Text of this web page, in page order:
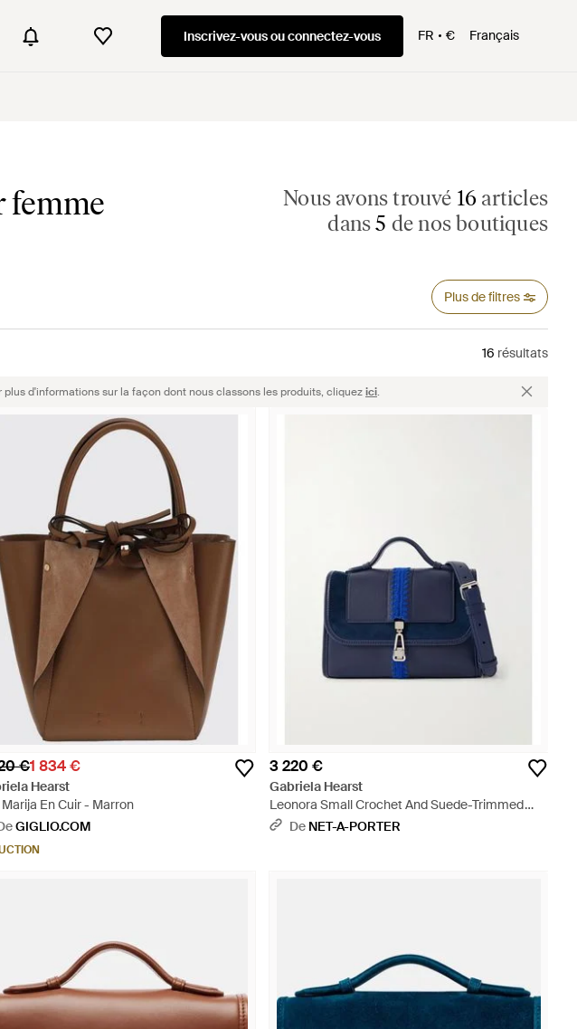
Inscrivez-vous ou connectez-vous FR € Français
femme Nous avons trouvé 16 articles
dans5 de nos boutiques
Plus de filtres
16 résultats
d'informations sur la façon dont nous classons les produits, cliquezici.
€1 834 €
Hearst
En Cuir - Marron
GIGLIO.COM
3 220 €
Gabriela Hearst
Leonora Small Crochet And Suede-Trimmed
Leather Shoulder Bag - Bleu
De NET-A-PORTER